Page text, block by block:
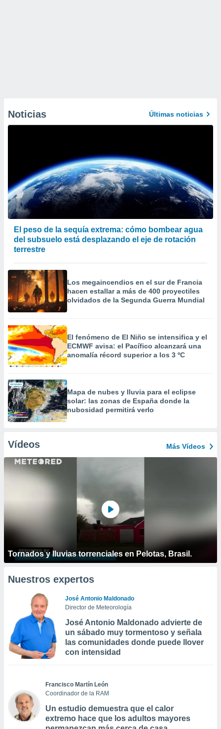
Noticias Últimas noticias
El peso de la sequía extrema: cómo bombear agua
del subsuelo está desplazando el eje de rotación
terrestre
Los megaincendios en el sur de Francia
hacen estallar a más de 400 proyectiles
olvidados de la Segunda Guerra Mundial
El fenómeno de El Niño se intensifica y el
ECMWF avisa: el Pacífico alcanzará una
anomalía récord superior a los 3 ºC
Mapa de nubes y lluvia para el eclipse
solar: las zonas de España donde la
nubosidad permitirá verlo
Vídeos Más Vídeos
Tornados y lluvias torrenciales en Pelotas, Brasil.
Nuestros expertos
José Antonio Maldonado
Director de Meteorología
José Antonio Maldonado advierte de
un sábado muy tormentoso y señala
las comunidades donde puede llover
con intensidad
Francisco Martín León
Coordinador de la RAM
Un estudio demuestra que el calor
extremo hace que los adultos mayores